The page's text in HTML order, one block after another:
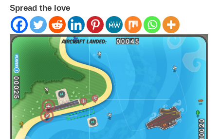
Spread the love